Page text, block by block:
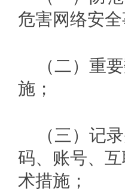
危害网络安
（二）重
施；
（三）记
码、账号、
术措施；